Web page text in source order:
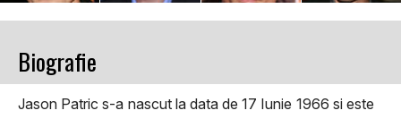
Biografie
Jason Patric s-a nascut la data de 17 Iunie 1966 si este